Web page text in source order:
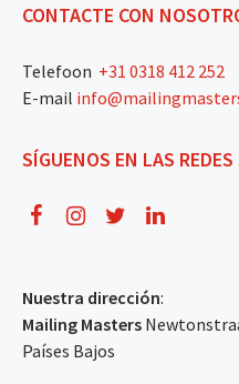
CONTACTE CON
Telefoon +31 0318 412 252
E-mail
SÍGUENOS EN LAS
Nuestra dirección:
Mailing Masters
Países Bajos